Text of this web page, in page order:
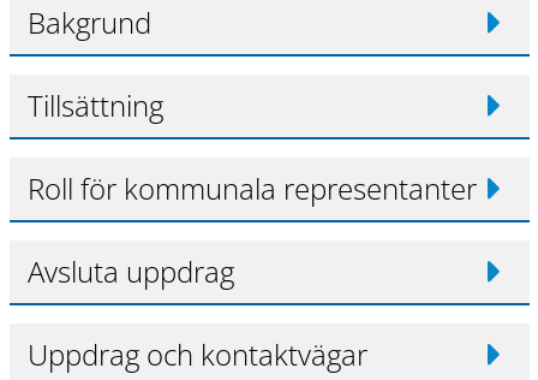
Bakgrund
Tillsättning
Roll för kommunala representanter
Avsluta uppdrag
Uppdrag och kontaktvägar